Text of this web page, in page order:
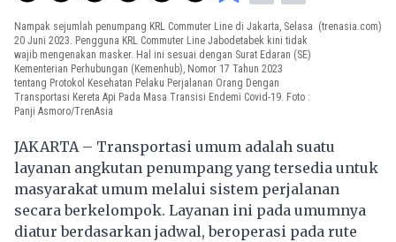
Nampak sejumlah penumpang KRL Commuter Line di Jakarta, Selasa
20 Juni 2023. Pengguna KRL Commuter Line Jabodetabek kini tidak
wajib mengenakan masker. Hal ini sesuai dengan Surat Edaran (SE)
Kementerian Perhubungan (Kemenhub), Nomor 17 Tahun 2023
tentang Protokol Kesehatan Pelaku Perjalanan Orang Dengan
Transportasi Kereta Api Pada Masa Transisi Endemi Covid-19. Foto :
Panji Asmoro/TrenAsia
(trenasia.com)
JAKARTA – Transportasi umum adalah suatu
layanan angkutan penumpang yang tersedia untuk
masyarakat umum melalui sistem perjalanan
secara berkelompok. Layanan ini pada umumnya
diatur berdasarkan jadwal, beroperasi pada rute